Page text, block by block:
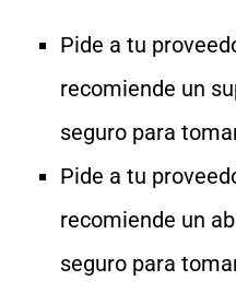
Pide a tu
recomiende un
seguro para
Pide a tu
recomiende un
seguro para